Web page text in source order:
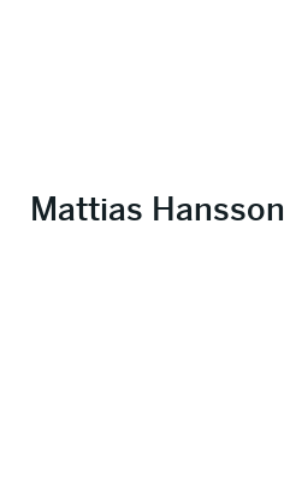
Mattias Hansson